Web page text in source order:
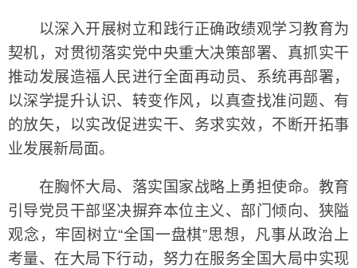
以深入开展树立和践行正确政绩观学习教育为
契机，对贯彻落实党中央重大决策部署、真抓实干
推动发展造福人民进行全面再动员、系统再部署，
以深学提升认识、转变作风，以真查找准问题、有
的放矢，以实改促进实干、务求实效，不断开拓事
业发展新局面。
在胸怀大局、落实国家战略上勇担使命。教育
引导党员干部坚决摒弃本位主义、部门倾向、狭隘
观念，牢固树立“全国一盘棋”思想，凡事从政治上
考量、在大局下行动，努力在服务全国大局中实现